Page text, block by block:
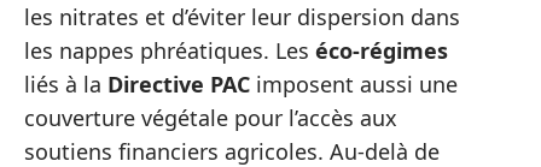
les nitrates et d’éviter leur dispersion dans
les nappes phréatiques. Les éco-régimes
liés à la Directive PAC imposent aussi une
couverture végétale pour l’accès aux
soutiens financiers agricoles. Au-delà de